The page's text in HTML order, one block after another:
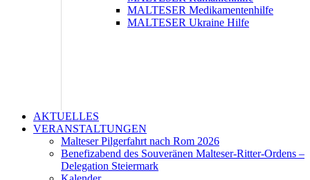
MALTESER Medikamentenhilfe
MALTESER Ukraine Hilfe
AKTUELLES
VERANSTALTUNGEN
Malteser Pilgerfahrt nach Rom 2026
Benefizabend des Souveränen Malteser-Ritter-Ordens –
Delegation Steiermark